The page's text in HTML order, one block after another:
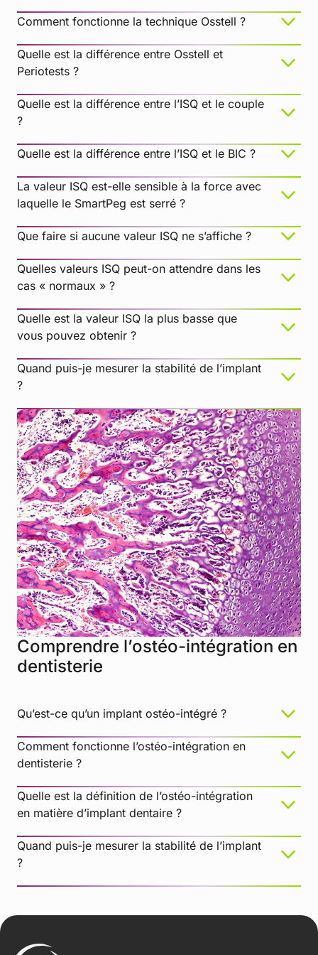
Comment fonctionne la technique Osstell ?
Quelle est la différence entre Osstell et
Periotests ?
Quelle est la différence entre l’ISQ et le couple
?
Quelle est la différence entre l’ISQ et le BIC ?
La valeur ISQ est-elle sensible à la force avec
laquelle le SmartPeg est serré ?
Que faire si aucune valeur ISQ ne s’affiche ?
La distance par rapport à l’instrument est trop
L’angle doit être ajusté
Assurez-vous de disposer du type de SmartPeg
adapté à l’implant spécifique
Amortissement par les tissus mous
La plateforme de l’implant n’est pas propre
Le SmartPeg est usagé ou endommagé
Si vous utilisez un SmartPeg réutilisable, assurez-
vous qu’il a été inspecté avant son utilisation et
dépassés. Un SmartPeg réutilisable usé, tordu ou
pouvoir enregistrer de mesure.
Quelles valeurs ISQ peut-on attendre dans les
cas « normaux » ?
Quelle est la valeur ISQ la plus basse que
vous pouvez obtenir ?
Quand puis-je mesurer la stabilité de l’implant
?
Comprendre l’ostéo-intégration en
dentisterie
Qu’est-ce qu’un implant ostéo-intégré ?
Comment fonctionne l’ostéo-intégration en
dentisterie ?
Quelle est la définition de l’ostéo-intégration
en matière d’implant dentaire ?
Quand puis-je mesurer la stabilité de l’implant
?